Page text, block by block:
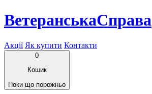
ВетеранськаСправа
Акції Як купити Контакти
0
Кошик
Поки що порожньо